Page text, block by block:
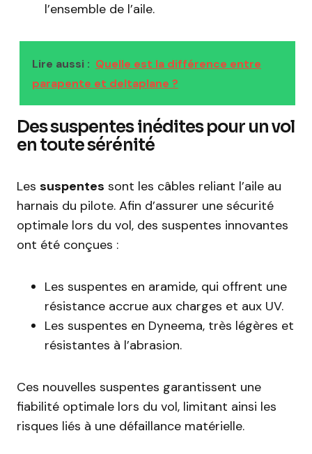
l’ensemble de l’aile.
Lire aussi : Quelle est la différence entre
parapente et deltaplane ?
Des suspentes inédites pour un vol
en toute sérénité
Les suspentes sont les câbles reliant l’aile au
harnais du pilote. Afin d’assurer une sécurité
optimale lors du vol, des suspentes innovantes
ont été conçues :
Les suspentes en aramide, qui offrent une
résistance accrue aux charges et aux UV.
Les suspentes en Dyneema, très légères et
résistantes à l’abrasion.
Ces nouvelles suspentes garantissent une
fiabilité optimale lors du vol, limitant ainsi les
risques liés à une défaillance matérielle.